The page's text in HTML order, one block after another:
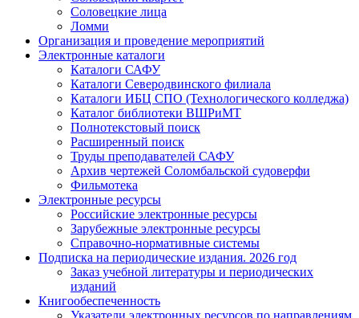
Соловецкие лица
Ломми
Организация и проведение мероприятий
Электронные каталоги
Каталоги САФУ
Каталоги Северодвинского филиала
Каталоги ИБЦ СПО (Технологического колледжа)
Каталог библиотеки ВШРиМТ
Полнотекстовый поиск
Расширенный поиск
Труды преподавателей САФУ
Архив чертежей Соломбальской судоверфи
Фильмотека
Электронные ресурсы
Российские электронные ресурсы
Зарубежные электронные ресурсы
Справочно-нормативные системы
Подписка на периодические издания. 2026 год
Заказ учебной литературы и периодических
изданий
Книгообеспеченность
Указатели электронных ресурсов по направлениям